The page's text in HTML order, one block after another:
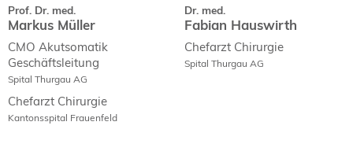
Prof. Dr. med.
Markus Müller
CMO Akutsomatik
Geschäftsleitung
Spital Thurgau AG
Chefarzt Chirurgie
Kantonsspital Frauenfeld
Dr. med.
Fabian Hauswirth
Chefarzt Chirurgie
Spital Thurgau AG